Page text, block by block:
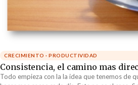
CRECIMIENTO · PRODUCTIVIDAD
Consistencia, el camino mas
Todo empieza con la la idea que tenemos de